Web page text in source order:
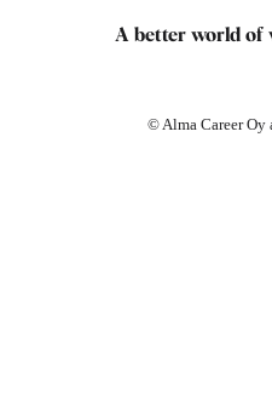
A better world of
© Alma Career Oy